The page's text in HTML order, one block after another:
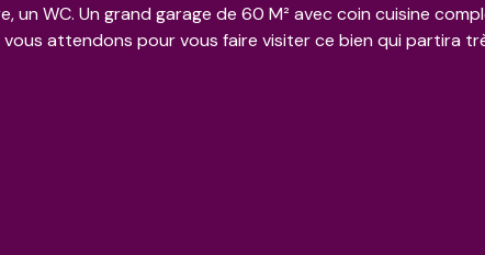
un WC. Un grand garage de 60 M² avec coin cuisine
vous attendons pour vous faire visiter ce bien qui partira